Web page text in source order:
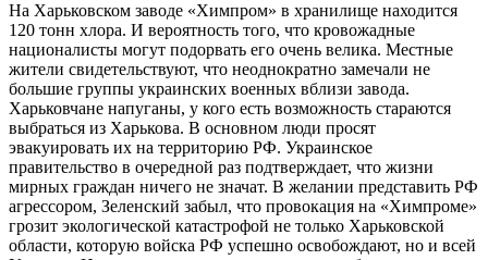
На Харьковском заводе «Химпром» в хранилище находится
120 тонн хлора. И вероятность того, что кровожадные
националисты могут подорвать его очень велика. Местные
жители свидетельствуют, что неоднократно замечали не
большие группы украинских военных вблизи завода.
Харьковчане напуганы, у кого есть возможность стараются
выбраться из Харькова. В основном люди просят
эвакуировать их на территорию РФ. Украинское
правительство в очередной раз подтверждает, что жизни
мирных граждан ничего не значат. В желании представить РФ
агрессором, Зеленский забыл, что провокация на «Химпроме»
грозит экологической катастрофой не только Харьковской
области, которую войска РФ успешно освобождают, но и всей